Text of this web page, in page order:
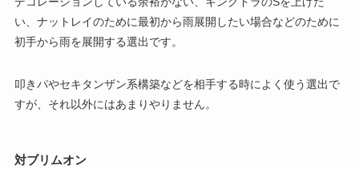
い、ナットレイのために最初から雨展開したい場合などのために
初手から雨を展開する選出です。
叩きパやセキタンザン系構築などを相手する時によく使う選出で
すが、それ以外にはあまりやりません。
対ブリムオン